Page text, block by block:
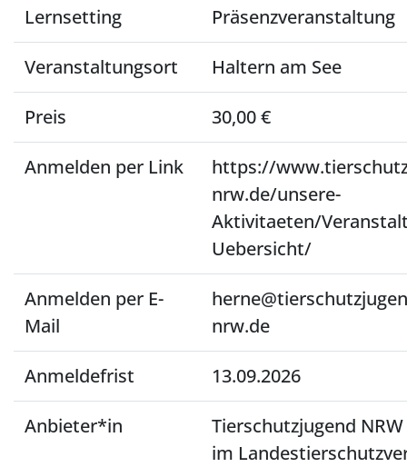
Lernsetting Präsenzveranstaltung
Veranstaltungsort Haltern am See
Preis 30,00 €
Anmelden per Link
https://
nrw.de/unsere-
Aktivitaeten/
Uebersicht/
Anmelden per E-
Mail
nrw.de
Anmeldefrist 13.09.2026
Anbieter*in
Tierschutzjugend NRW
im